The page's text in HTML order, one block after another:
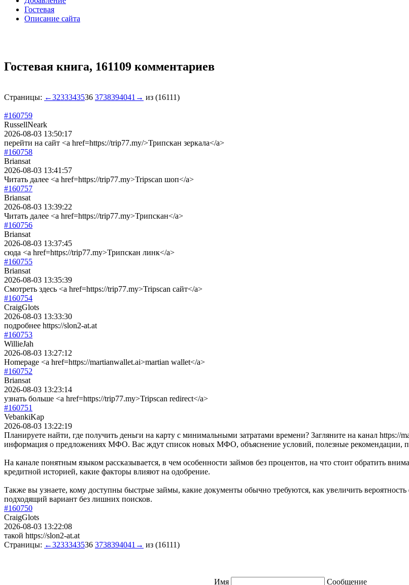
Гостевая
Описание сайта
Гостевая книга, 161109 комментариев
Страницы: ←3233343536 3738394041 → из (16111)
#160759
RussellNeark
2026-08-03 13:50:17
перейти на сайт <a href=https://trip77.my/>Трипскан зеркала</a>
#160758
Briansat
2026-08-03 13:41:57
Читать далее <a href=https://trip77.my>Tripscan шоп</a>
#160757
Briansat
2026-08-03 13:39:22
Читать далее <a href=https://trip77.my>Трипскан</a>
#160756
Briansat
2026-08-03 13:37:45
сюда <a href=https://trip77.my>Трипскан линк</a>
#160755
Briansat
2026-08-03 13:35:39
Смотреть здесь <a href=https://trip77.my>Tripscan сайт</a>
#160754
CraigGlots
2026-08-03 13:33:30
подробнее https://slon2-at.at
#160753
WillieJah
2026-08-03 13:27:12
Homepage <a href=https://martianwallet.ai>martian wallet</a>
#160752
Briansat
2026-08-03 13:23:14
узнать больше <a href=https://trip77.my>Tripscan redirect</a>
#160751
VebankiKap
2026-08-03 13:22:19
Планируете найти, где получить деньги на карту с минимальными затратами времени? Загляните на канал https://
информация о предложениях МФО. Вас ждут список новых МФО, объяснение условий, полезные рекомендации,
На канале понятным языком рассказывается, в чем особенности займов без процентов, на что стоит обратить
кредитной историей, какие факторы влияют на одобрение.
Также вы узнаете, кому доступны быстрые займы, какие документы обычно требуются, как увеличить
подходящий вариант без лишних поисков.
#160750
CraigGlots
2026-08-03 13:22:08
такой https://slon2-at.at
Страницы: ←3233343536 3738394041 → из (16111)
Имя Сообщение